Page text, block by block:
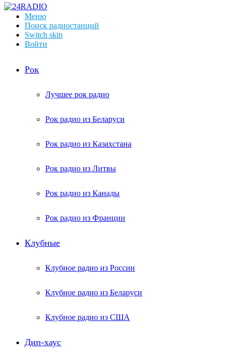
Меню
Поиск радиостанций
Switch skin
Войти
Рок
Лучшее рок радио
Рок радио из Беларуси
Рок радио из Казахстана
Рок радио из Литвы
Рок радио из Канады
Рок радио из Франции
Клубные
Клубное радио из России
Клубное радио из Беларуси
Клубное радио из США
Дип-хаус